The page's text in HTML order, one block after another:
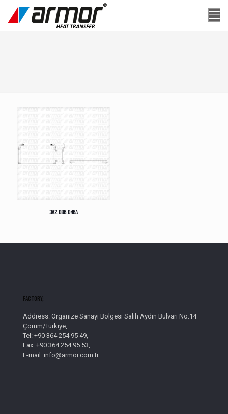
3A2.086.046A
Factory;
Address: Organize Sanayi Bölgesi Salih Aydın Bulvarı No:14
Çorum/Türkiye,
Tel: +90 364 254 95 49,
Fax: +90 364 254 95 53,
E-mail: info@armor.com.tr